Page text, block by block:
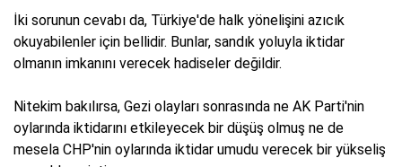
İki sorunun cevabı da, Türkiye'de halk yönelişini azıcık
okuyabilenler için bellidir. Bunlar, sandık yoluyla iktidar
olmanın imkanını verecek hadiseler değildir.
Nitekim bakılırsa, Gezi olayları sonrasında ne AK Parti'nin
oylarında iktidarını etkileyecek bir düşüş olmuş ne de
mesela CHP'nin oylarında iktidar umudu verecek bir yükseliş